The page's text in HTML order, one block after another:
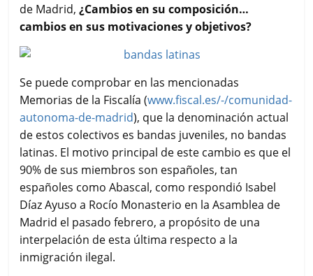
de Madrid,¿Cambios en su composición…
cambios en sus motivaciones y objetivos?
Se puede comprobar en las mencionadas
Memorias de la Fiscalía (www.fiscal.es/-/comunidad-
autonoma-de-madrid), que la denominación actual
de estos colectivos es bandas juveniles, no bandas
latinas. El motivo principal de este cambio es que el
90% de sus miembros son españoles, tan
españoles como Abascal, como respondió Isabel
Díaz Ayuso a Rocío Monasterio en la Asamblea de
Madrid el pasado febrero, a propósito de una
interpelación de esta última respecto a la
inmigración ilegal.